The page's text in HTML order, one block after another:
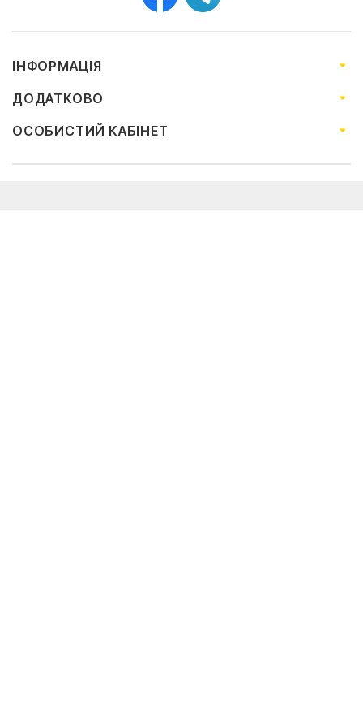
ІНФОРМАЦІЯ
ДОДАТКОВО
ОСОБИСТИЙ КАБІНЕТ